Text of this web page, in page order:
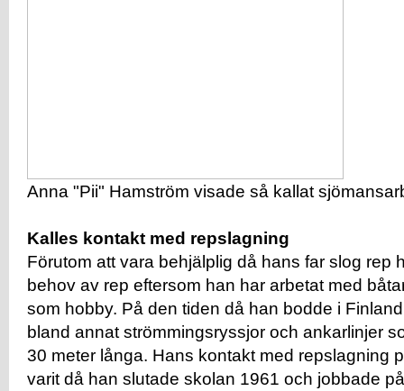
Anna "Pii" Hamström visade så kallat
Kalles kontakt med repslagning
Förutom att vara behjälplig då hans far slog rep
behov av rep eftersom han har arbetat med
som hobby. På den tiden då han bodde i
bland annat strömmingsryssjor och ankarlinjer
30 meter långa. Hans kontakt med repslagning
varit då han slutade skolan 1961 och jobbade